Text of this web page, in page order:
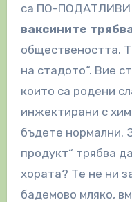
са ПО-ПОДАТЛИВИ
ваксините
обществеността.
на стадото“. Вие
които са родени
инжектирани с
бъдете нормални.
продукт“ трябва
хората? Те не ни
бадемово мляко,